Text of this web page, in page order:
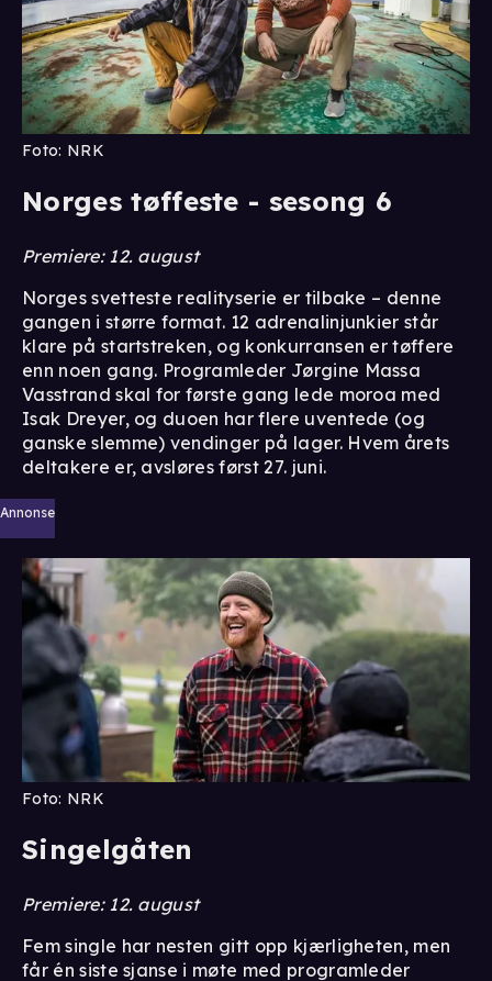
Foto: NRK
Norges tøffeste - sesong 6
Premiere: 12. august
Norges svetteste realityserie er tilbake – denne
gangen i større format. 12 adrenalinjunkier står
klare på startstreken, og konkurransen er tøffere
enn noen gang. Programleder Jørgine Massa
Vasstrand skal for første gang lede moroa med
Isak Dreyer, og duoen har flere uventede (og
ganske slemme) vendinger på lager. Hvem årets
deltakere er, avsløres først 27. juni.
Annonse
Foto: NRK
Singelgåten
Premiere: 12. august
Fem single har nesten gitt opp kjærligheten, men
får én siste sjanse i møte med programleder